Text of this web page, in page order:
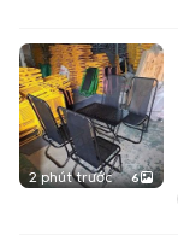
2 phút trước 6